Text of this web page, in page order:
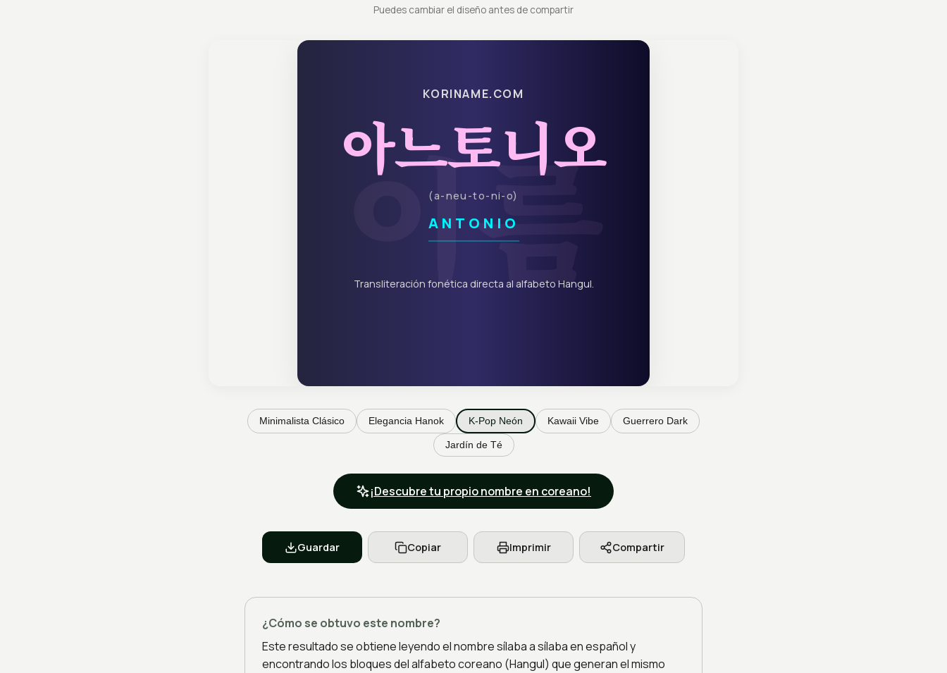
Puedes cambiar el diseño antes de compartir
이름
KORINAME.COM
아느토니오
(a-neu-to-ni-o)
ANTONIO
Transliteración fonética directa al alfabeto Hangul.
Minimalista Clásico Elegancia Hanok K-Pop Neón Kawaii Vibe Guerrero Dark
Jardín de Té
¡Descubre tu propio nombre en coreano!
Guardar Copiar Compartir
Imprimir
¿Cómo se obtuvo este nombre?
Este resultado se obtiene leyendo el nombre sílaba a sílaba en español y
encontrando los bloques del alfabeto coreano (Hangul) que generan el mismo